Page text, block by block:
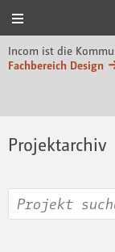
Incom ist die
Fachbereich Design
Projektarchiv